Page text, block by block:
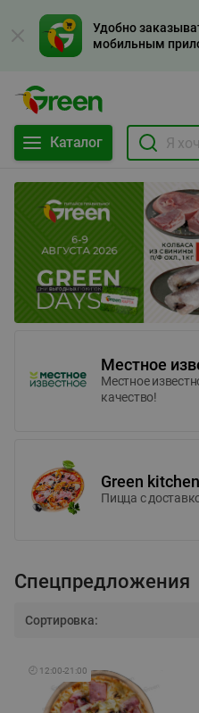
Удобно
мобильным
Каталог
Местное
Местное
качество!
Green kitchen
Пицца c
Спецпредложения
Сортировка:
🕘 12:00-21:00